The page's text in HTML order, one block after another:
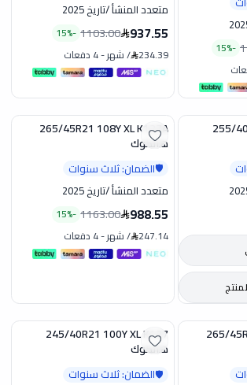
-
15%
متعدد المنشأ/تاريخ 2025
937.55
1103.00
-
15%
234.39
/شهر-4 دفعات
255/40R21 102Y XL K129 تخفيض265/45R21 108Y XL K127A
هانكوك
🛡️الضمان: ثلاث سنوات
متعدد المنشأ/تاريخ 2025
988.55
1163.00
-
15%
247.14
/شهر-4 دفعات
تخفيض265/45R21 108Y XL K137A تخفيض245/40R21 100Y XL K137
هانكوك
🛡️الضمان: ثلاث سنوات